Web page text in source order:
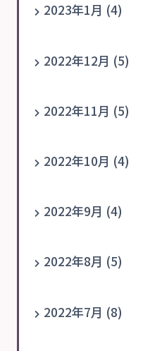
2023年1月 (4)
2022年12月 (5)
2022年11月 (5)
2022年10月 (4)
2022年9月 (4)
2022年8月 (5)
2022年7月 (8)